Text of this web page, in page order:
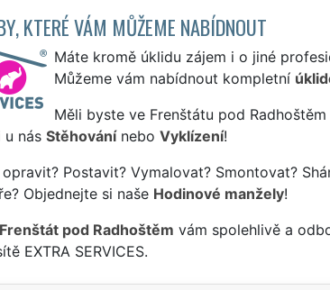
KTERÉ VÁM MŮŽEME NABÍDNOUT
Máte kromě úklidu zájem i o jiné
Můžeme vám nabídnout kompletní
Měli byste ve Frenštátu pod
u nás Stěhovánínebo Vyklízení!
Postavit? Vymalovat? Smontovat?
Objednejte si naše Hodinové manžely!
pod Radhoštěm vám spolehlivě a
EXTRA SERVICES.